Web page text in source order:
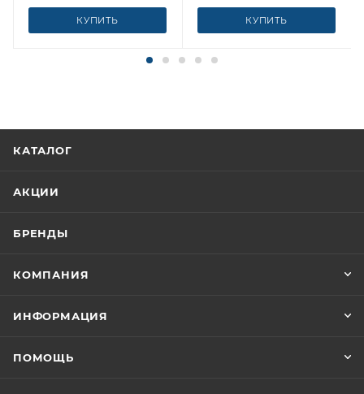
КУПИТЬ КУПИТЬ
КАТАЛОГ
АКЦИИ
БРЕНДЫ
КОМПАНИЯ
ИНФОРМАЦИЯ
ПОМОЩЬ